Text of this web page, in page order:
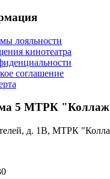
лояльности
кинотеатра
соглашение
5 МТРК
д. 1В, МТРК